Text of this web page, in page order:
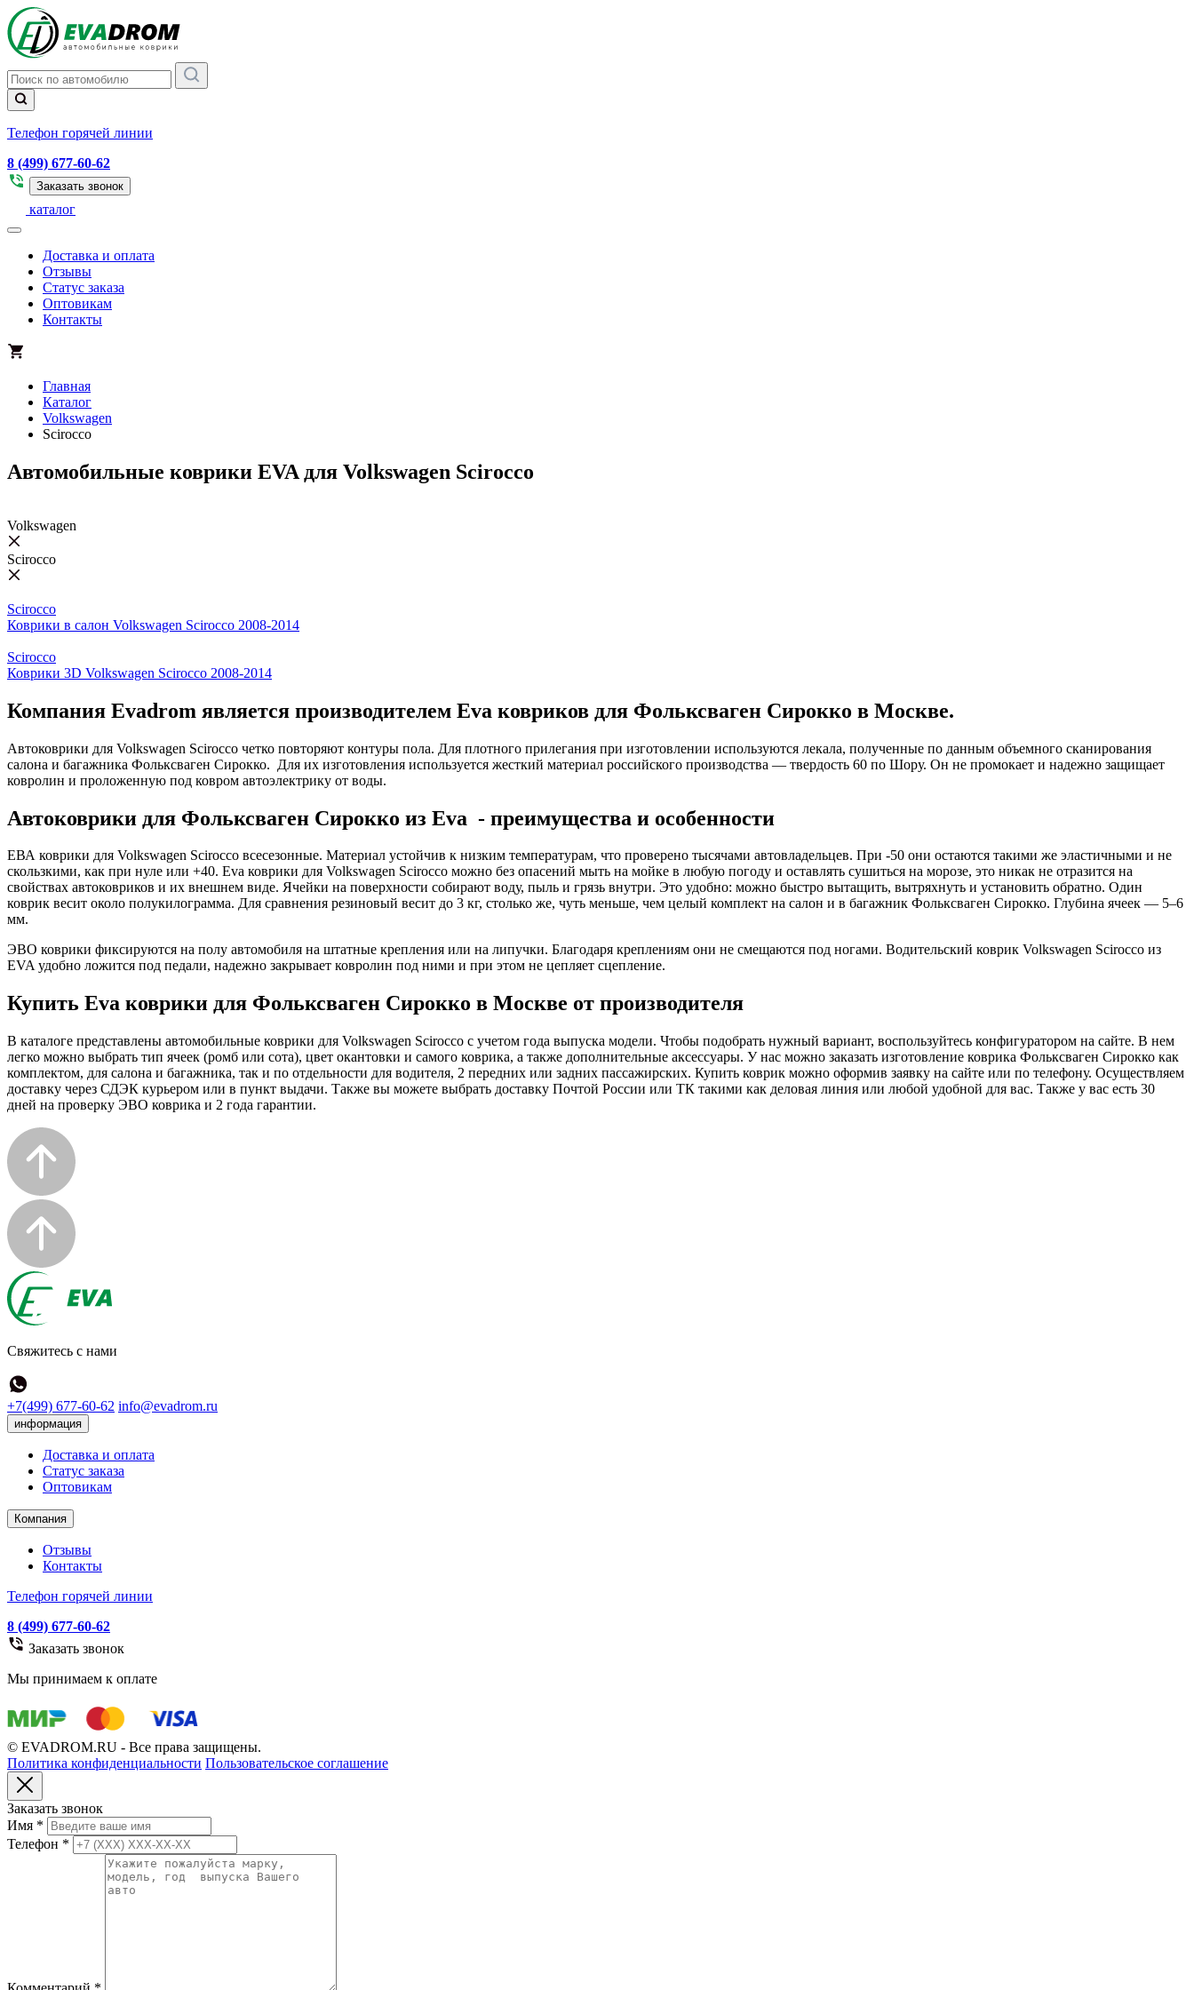
Телефон горячей линии
8 (499) 677-60-62
Заказать звонок
каталог
Доставка и оплата
Отзывы
Статус заказа
Оптовикам
Контакты
Главная
Каталог
Volkswagen
Scirocco
Автомобильные коврики EVA для Volkswagen Scirocco
Volkswagen
Scirocco
Scirocco
Коврики в салон Volkswagen Scirocco 2008-2014
Scirocco
Коврики 3D Volkswagen Scirocco 2008-2014
Компания Evadrom является производителем Eva ковриков для Фольксваген Сирокко в Москве.
Автоковрики для Volkswagen Scirocco четко повторяют контуры пола. Для плотного прилегания при изготовлении используются лекала, полученные по данным объемного сканирования
салона и багажника Фольксваген Сирокко. Для их изготовления используется жесткий материал российского производства — твердость 60 по Шору. Он не промокает и надежно защищает
ковролин и проложенную под ковром автоэлектрику от воды.
Автоковрики для Фольксваген Сирокко из Eva - преимущества и особенности
ЕВА коврики для Volkswagen Scirocco всесезонные. Материал устойчив к низким температурам, что проверено тысячами автовладельцев. При -50 они остаются такими же эластичными и не
скользкими, как при нуле или +40. Eva коврики для Volkswagen Scirocco можно без опасений мыть на мойке в любую погоду и оставлять сушиться на морозе, это никак не отразится на
свойствах автоковриков и их внешнем виде. Ячейки на поверхности собирают воду, пыль и грязь внутри. Это удобно: можно быстро вытащить, вытряхнуть и установить обратно. Один
коврик весит около полукилограмма. Для сравнения резиновый весит до 3 кг, столько же, чуть меньше, чем целый комплект на салон и в багажник Фольксваген Сирокко. Глубина ячеек — 5–6
мм.
ЭВО коврики фиксируются на полу автомобиля на штатные крепления или на липучки. Благодаря креплениям они не смещаются под ногами. Водительский коврик Volkswagen Scirocco из
EVA удобно ложится под педали, надежно закрывает ковролин под ними и при этом не цепляет сцепление.
Купить Eva коврики для Фольксваген Сирокко в Москве от производителя
В каталоге представлены автомобильные коврики для Volkswagen Scirocco с учетом года выпуска модели. Чтобы подобрать нужный вариант, воспользуйтесь конфигуратором на сайте. В нем
легко можно выбрать тип ячеек (ромб или сота), цвет окантовки и самого коврика, а также дополнительные аксессуары. У нас можно заказать изготовление коврика Фольксваген Сирокко как
комплектом, для салона и багажника, так и по отдельности для водителя, 2 передних или задних пассажирских. Купить коврик можно оформив заявку на сайте или по телефону. Осуществляем
доставку через СДЭК курьером или в пункт выдачи. Также вы можете выбрать доставку Почтой России или ТК такими как деловая линия или любой удобной для вас. Также у вас есть 30
дней на проверку ЭВО коврика и 2 года гарантии.
Свяжитесь с нами
+7(499) 677-60-62 info@evadrom.ru
информация
Доставка и оплата
Статус заказа
Оптовикам
Компания
Отзывы
Контакты
Телефон горячей линии
8 (499) 677-60-62
Заказать звонок
Мы принимаем к оплате
© EVADROM.RU - Все права защищены.
Политика конфиденциальности Пользовательское соглашение
Заказать звонок
Имя *
Телефон *